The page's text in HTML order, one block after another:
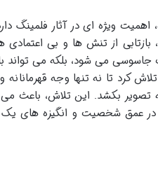
ویژه ای در آثار فلمینگ
بازتابی از تنش ها و بی
جاسوسی می شود، بلکه می تواند
کرد تا نه تنها وجه
به تصویر بکشد. این تلاش، باعث
در عمق شخصیت و انگیزه های یک